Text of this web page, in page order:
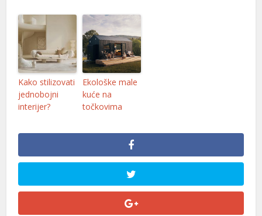
Kako stilizovati
jednobojni
interijer?
Ekološke male
kuće na
točkovima